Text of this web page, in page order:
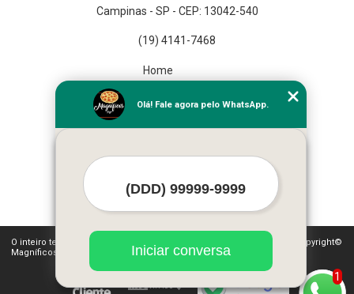
Campinas - SP - CEP: 13042-540
(19) 4141-7468
Home
Missão
O inteiro teor deste site está sujeito à proteção de direitos autorais. Copyright©
Magníficos Pizza (Lei 9610 de 19/02/1998)
1
Olá! Fale agora pelo WhatsApp.
Iniciar conversa